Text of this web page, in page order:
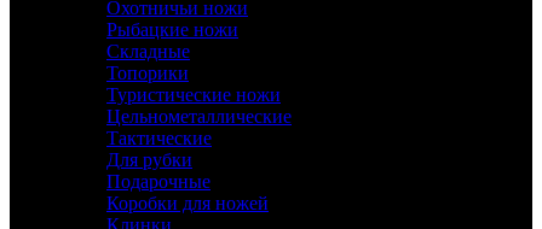
Охотничьи ножи
Рыбацкие ножи
Складные
Топорики
Туристические ножи
Цельнометаллические
Тактические
Для рубки
Подарочные
Коробки для ножей
Клинки